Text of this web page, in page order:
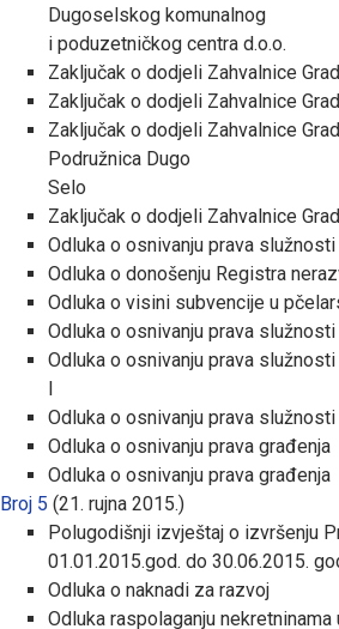
Dugoselskog komunalnog
i poduzetničkog centra d.o.o.
Zaključak o dodjeli Zahvalnice
Zaključak o dodjeli Zahvalnice
Zaključak o dodjeli Zahvalnice
Podružnica Dugo
Selo
Zaključak o dodjeli Zahvalnice
Odluka o osnivanju prava
Odluka o donošenju Registra
Odluka o visini subvencije u
Odluka o osnivanju prava služnosti
Odluka o osnivanju prava
I
Odluka o osnivanju prava služnosti
Odluka o osnivanju prava građenja
Odluka o osnivanju prava građenja
Broj 5 (21. rujna 2015.)
Polugodišnji izvještaj o izvršenju
01.01.2015.god. do 30.06.2015.
Odluka o naknadi za razvoj
Odluka raspolaganju